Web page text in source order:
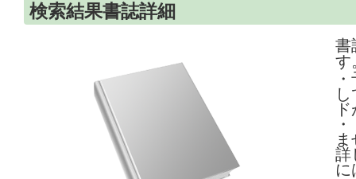
検索結果書誌詳細
書
す
詳
に